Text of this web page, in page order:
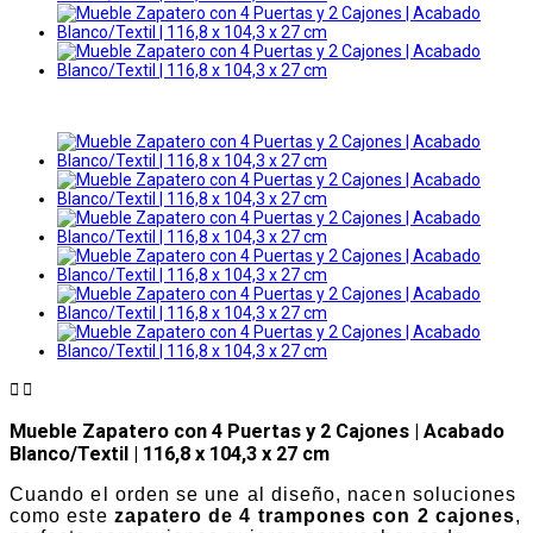
 
Mueble Zapatero con 4 Puertas y 2 Cajones | Acabado
Blanco/Textil | 116,8 x 104,3 x 27 cm
Cuando el orden se une al diseño, nacen soluciones
como este zapatero de 4 trampones con 2 cajones,